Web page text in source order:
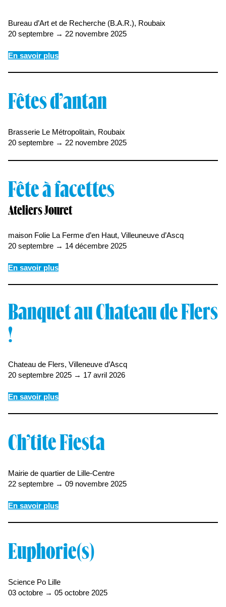
Bureau d’Art et de Recherche (B.A.R.), Roubaix
20 septembre → 22 novembre 2025
En savoir plus
Fêtes d’antan
Brasserie Le Métropolitain, Roubaix
20 septembre → 22 novembre 2025
Fête à facettes
Ateliers Jouret
maison Folie La Ferme d’en Haut, Villeuneuve d’Ascq
20 septembre → 14 décembre 2025
En savoir plus
Banquet au Chateau de Flers
!
Chateau de Flers, Villeneuve d’Ascq
20 septembre 2025 → 17 avril 2026
En savoir plus
Ch’tite Fiesta
Mairie de quartier de Lille-Centre
22 septembre → 09 novembre 2025
En savoir plus
Euphorie(s)
Science Po Lille
03 octobre → 05 octobre 2025